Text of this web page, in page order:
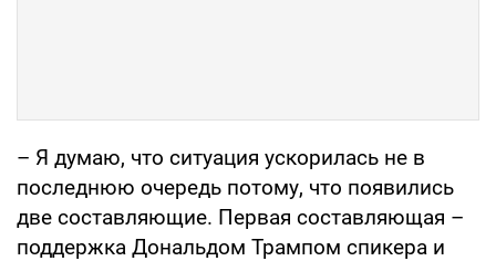
– Я думаю, что ситуация ускорилась не в
последнюю очередь потому, что появились
две составляющие. Первая составляющая –
поддержка Дональдом Трампом спикера и